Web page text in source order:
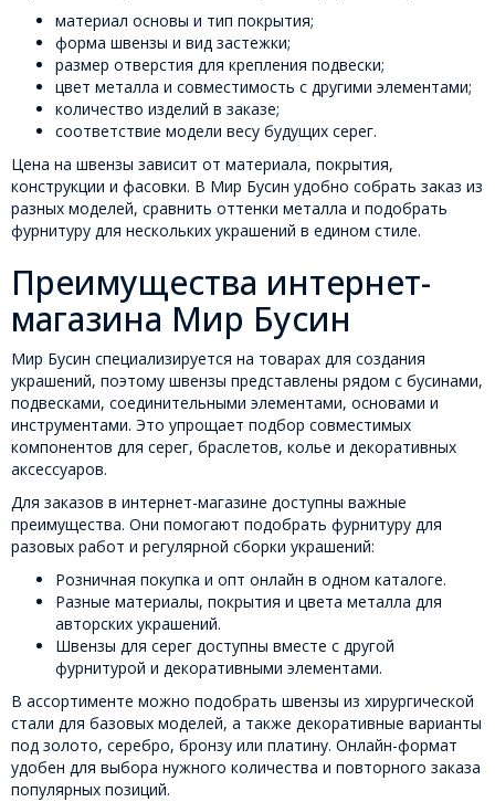
материал основы и тип покрытия;
форма швензы и вид застежки;
размер отверстия для крепления подвески;
цвет металла и совместимость с другими элементами;
количество изделий в заказе;
соответствие модели весу будущих серег.
Цена на швензы зависит от материала, покрытия,
конструкции и фасовки. В Мир Бусин удобно собрать заказ из
разных моделей, сравнить оттенки металла и подобрать
фурнитуру для нескольких украшений в едином стиле.
Преимущества интернет-
магазина Мир Бусин
Мир Бусин специализируется на товарах для создания
украшений, поэтому швензы представлены рядом с бусинами,
подвесками, соединительными элементами, основами и
инструментами. Это упрощает подбор совместимых
компонентов для серег, браслетов, колье и декоративных
аксессуаров.
Для заказов в интернет-магазине доступны важные
преимущества. Они помогают подобрать фурнитуру для
разовых работ и регулярной сборки украшений:
Розничная покупка и опт онлайн в одном каталоге.
Разные материалы, покрытия и цвета металла для
авторских украшений.
Швензы для серег доступны вместе с другой
фурнитурой и декоративными элементами.
В ассортименте можно подобрать швензы из хирургической
стали для базовых моделей, а также декоративные варианты
под золото, серебро, бронзу или платину. Онлайн-формат
удобен для выбора нужного количества и повторного заказа
популярных позиций.